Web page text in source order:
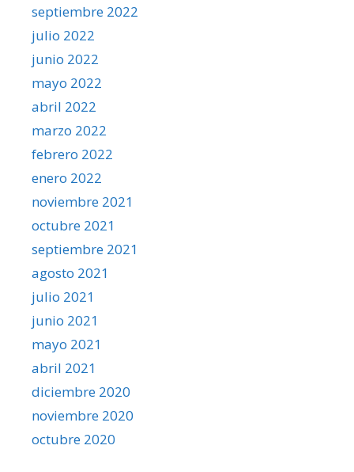
septiembre 2022
julio 2022
junio 2022
mayo 2022
abril 2022
marzo 2022
febrero 2022
enero 2022
noviembre 2021
octubre 2021
septiembre 2021
agosto 2021
julio 2021
junio 2021
mayo 2021
abril 2021
diciembre 2020
noviembre 2020
octubre 2020